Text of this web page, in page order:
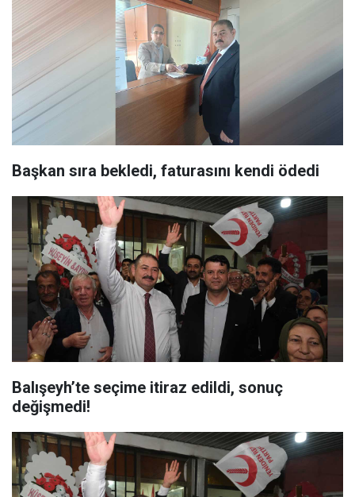
Başkan sıra bekledi, faturasını kendi ödedi
Balışeyh’te seçime itiraz edildi, sonuç
değişmedi!